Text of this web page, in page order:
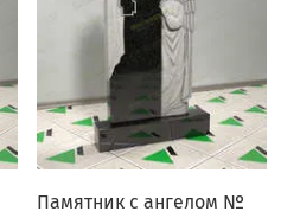
Памятник с ангелом №